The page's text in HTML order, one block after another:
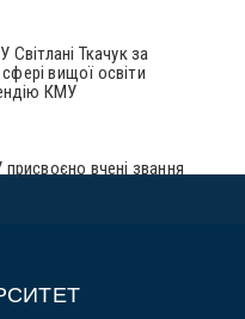
Ткачук за
вищої освіти
КМУ
вчені звання